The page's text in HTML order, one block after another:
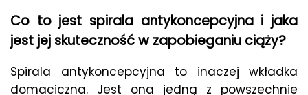
Co to jest spirala antykoncepcyjna i jaka
jest jej skuteczność w zapobieganiu ciąży?
Spirala antykoncepcyjna to inaczej wkładka
domaciczna. Jest ona jedną z powszechnie